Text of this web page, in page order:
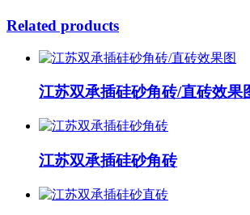
Related products
江苏双承插硅砂角砖/直砖效果
江苏双承插硅砂角砖